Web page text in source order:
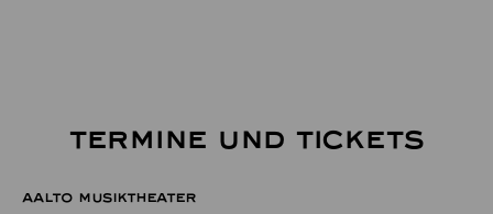
TERMINE UND TICKETS
AALTO MUSIKTHEATER